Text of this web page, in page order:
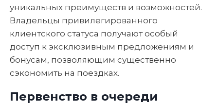
уникальных преимуществ и возможностей.
Владельцы привилегированного
клиентского статуса получают особый
доступ к эксклюзивным предложениям и
бонусам, позволяющим существенно
сэкономить на поездках.
Первенство в очереди